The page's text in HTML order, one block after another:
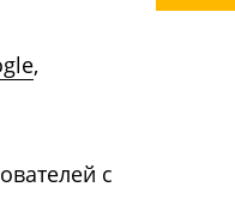
,
с